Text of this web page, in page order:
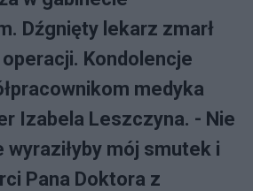
Dźgnięty lekarz zmarł
Kondolencje
medyka
Izabela Leszczyna. - Nie
wyraziłyby mój smutek i
Pana Doktora z